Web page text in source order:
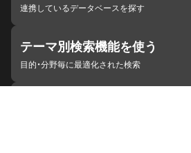
連携しているデータベースを探す
テーマ別検索機能を使う
目的・分野毎に最適化された検索